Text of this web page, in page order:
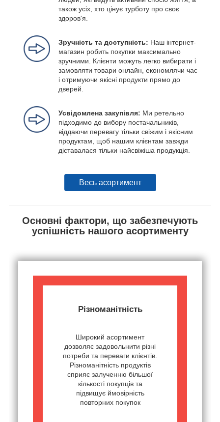
також усіх, хто цінує турботу про своє
здоров'я.
Зручність та доступність: Наш інтернет-
магазин робить покупки максимально
зручними. Клієнти можуть легко вибирати і
замовляти товари онлайн, економлячи час
і отримуючи якісні продукти прямо до
дверей.
Усвідомлена закупівля: Ми ретельно
підходимо до вибору постачальників,
віддаючи перевагу тільки свіжим і якісним
продуктам, щоб нашим клієнтам завжди
діставалася тільки найсвіжіша продукція.
Весь асортимент
Основні фактори, що забезпечують
успішність нашого асортименту
Різноманітність
Широкий асортимент
дозволяє задовольнити різні
потреби та переваги клієнтів.
Різноманітність продуктів
сприяє залученню більшої
кількості покупців та
підвищує ймовірність
повторних покупок